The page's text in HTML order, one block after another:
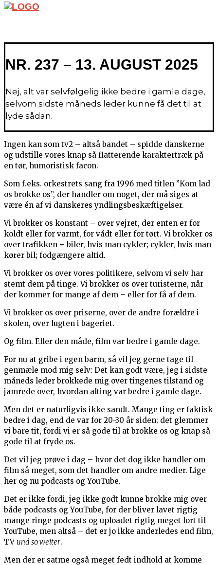
NR. 237 – 13. AUGUST 2025
Nej, alt var selvfølgelig ikke bedre i gamle dage,
selvom sidste måneds leder kunne få det til at
lyde sådan.
Ingen kan som tv2 – altså bandet – spidde danskerne
og udstille vores knap så flatterende karaktertræk på
en tør, humoristisk facon.
Som f.eks. orkestrets sang fra 1996 med titlen ”Kom lad
os brokke os”, der handler om noget, der må siges at
være én af vi danskeres yndlingsbeskæftigelser.
Vi brokker os konstant – over vejret, der enten er for
koldt eller for varmt, for vådt eller for tørt. Vi brokker os
over trafikken – biler, hvis man cykler; cykler, hvis man
kører bil; fodgængere altid.
Vi brokker os over vores politikere, selvom vi selv har
stemt dem på tinge. Vi brokker os over turisterne, når
der kommer for mange af dem – eller for få af dem.
Vi brokker os over priserne, over de andre forældre i
skolen, over lugten i bageriet.
Og film. Eller den måde, film var bedre i gamle dage.
For nu at gribe i egen barm, så vil jeg gerne tage til
genmæle mod mig selv: Det kan godt være, jeg i sidste
måneds leder brokkede mig over tingenes tilstand og
jamrede over, hvordan alting var bedre i gamle dage.
Men det er naturligvis ikke sandt. Mange ting er faktisk
bedre i dag, end de var for 20-30 år siden; det glemmer
vi bare tit, fordi vi er så gode til at brokke os og knap så
gode til at fryde os.
Det vil jeg prøve i dag – hvor det dog ikke handler om
film så meget, som det handler om andre medier. Lige
her og nu podcasts og YouTube.
Det er ikke fordi, jeg ikke godt kunne brokke mig over
både podcasts og YouTube, for der bliver lavet rigtig
mange ringe podcasts og uploadet rigtig meget lort til
YouTube, men altså – det er jo ikke anderledes end film,
TV und so weiter.
Men der er satme også meget fedt indhold at komme